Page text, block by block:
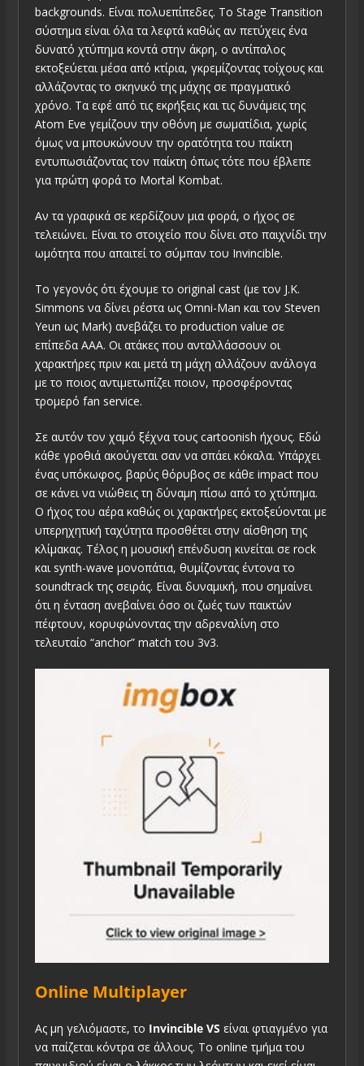
backgrounds. Είναι πολυεπίπεδες. Το Stage Transition
σύστημα είναι όλα τα λεφτά καθώς αν πετύχεις ένα
δυνατό χτύπημα κοντά στην άκρη, ο αντίπαλος
εκτοξεύεται μέσα από κτίρια, γκρεμίζοντας τοίχους και
αλλάζοντας το σκηνικό της μάχης σε πραγματικό
χρόνο. Τα εφέ από τις εκρήξεις και τις δυνάμεις της
Atom Eve γεμίζουν την οθόνη με σωματίδια, χωρίς
όμως να μπουκώνουν την ορατότητα του παίκτη
εντυπωσιάζοντας τον παίκτη όπως τότε που έβλεπε
για πρώτη φορά το Mortal Kombat.
Αν τα γραφικά σε κερδίζουν μια φορά, ο ήχος σε
τελειώνει. Είναι το στοιχείο που δίνει στο παιχνίδι την
ωμότητα που απαιτεί το σύμπαν του Invincible.
Το γεγονός ότι έχουμε το original cast (με τον J.K.
Simmons να δίνει ρέστα ως Omni-Man και τον Steven
Yeun ως Mark) ανεβάζει το production value σε
επίπεδα AAA. Οι ατάκες που ανταλλάσσουν οι
χαρακτήρες πριν και μετά τη μάχη αλλάζουν ανάλογα
με το ποιος αντιμετωπίζει ποιον, προσφέροντας
τρομερό fan service.
Σε αυτόν τον χαμό ξέχνα τους cartoonish ήχους. Εδώ
κάθε γροθιά ακούγεται σαν να σπάει κόκαλα. Υπάρχει
ένας υπόκωφος, βαρύς θόρυβος σε κάθε impact που
σε κάνει να νιώθεις τη δύναμη πίσω από το χτύπημα.
Ο ήχος του αέρα καθώς οι χαρακτήρες εκτοξεύονται με
υπερηχητική ταχύτητα προσθέτει στην αίσθηση της
κλίμακας. Τέλος η μουσική επένδυση κινείται σε rock
και synth-wave μονοπάτια, θυμίζοντας έντονα το
soundtrack της σειράς. Είναι δυναμική, που σημαίνει
ότι η ένταση ανεβαίνει όσο οι ζωές των παικτών
πέφτουν, κορυφώνοντας την αδρεναλίνη στο
τελευταίο “anchor” match του 3v3.
Online Multiplayer
Ας μη γελιόμαστε, το Invincible VS είναι φτιαγμένο για
να παίζεται κόντρα σε άλλους. Το online τμήμα του